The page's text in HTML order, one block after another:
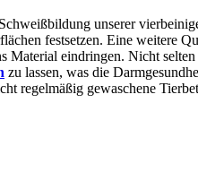
unserer
festsetzen. Eine weitere
Material eindringen. Nicht selten
zu lassen, was die
regelmäßig gewaschene